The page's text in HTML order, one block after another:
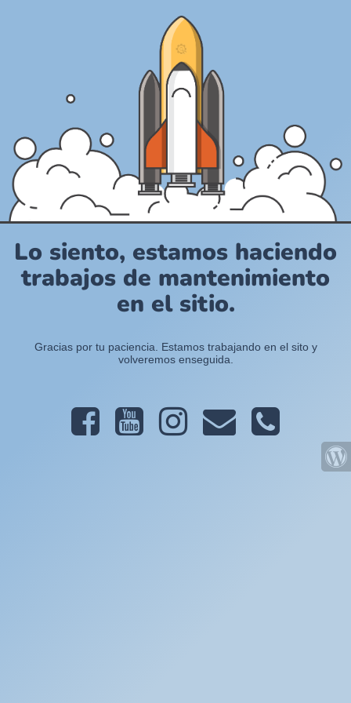
Lo siento, estamos haciendo
trabajos de mantenimiento
en el sitio.
Gracias por tu paciencia. Estamos trabajando en el sito y
volveremos enseguida.